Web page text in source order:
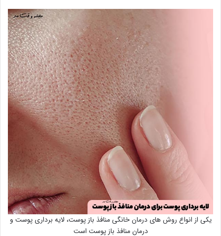
یکی از انواع روش های درمان خانگی منافذ باز پوست، لایه برداری پوست و
درمان منافذ باز پوست است